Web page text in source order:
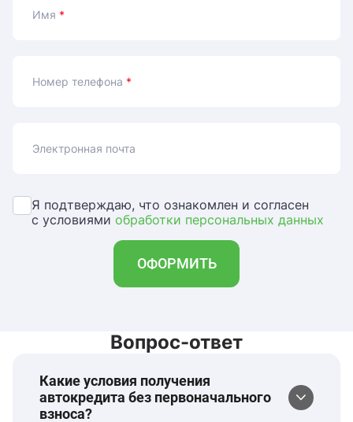
Имя *
Номер телефона *
Электронная почта
Я подтверждаю, что ознакомлен и согласен
с условиями обработки персональных данных
ОФОРМИТЬ
Вопрос-ответ
Какие условия получения
автокредита без первоначального
взноса?